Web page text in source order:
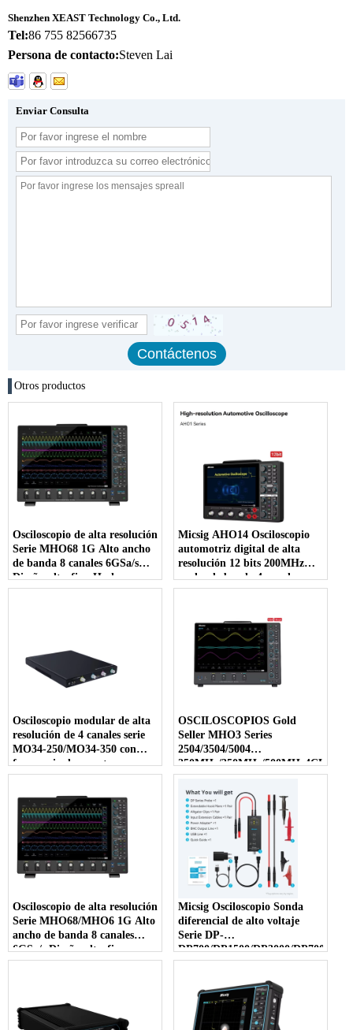
Shenzhen XEAST Technology Co., Ltd.
Tel:86 755 82566735
Persona de contacto:Steven Lai
Enviar Consulta
Otros productos
Osciloscopio de alta resolución
Serie MHO68 1G Alto ancho
de banda 8 canales 6GSa/s
Diseño ultrafino Hecho en
China continental
Micsig AHO14 Osciloscopio
automotriz digital de alta
resolución 12 bits 200MHz
ancho de banda 4 canales
1GSa/s tasa de muestreo
Osciloscopio modular de alta
resolución de 4 canales serie
MO34-250/MO34-350 con
frecuencia de muestreo
OSCILOSCOPIOS Gold
Seller MHO3 Series
2504/3504/5004
250MHz/350MHz/
Osciloscopio de alta resolución
Serie MHO68/MHO6 1G Alto
ancho de banda 8 canales
6GSa/s Diseño ultrafino
Micsig Osciloscopio Sonda
diferencial de alto voltaje
Serie DP-
DP700/DP1500/DP3000/DP7000
con frecuencia de muestreo de